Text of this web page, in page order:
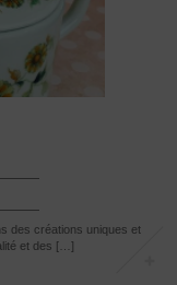
des créations uniques et
et des […]